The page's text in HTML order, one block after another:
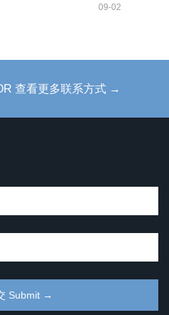
09-02
查看更多联系方式 →